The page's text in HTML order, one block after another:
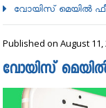
വോയിസ് മെയില്‍
Published on August 11,
വോയിസ് മെയില്‍